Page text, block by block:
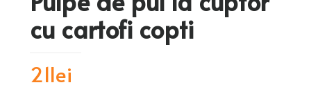
cu cartofi copti
21lei